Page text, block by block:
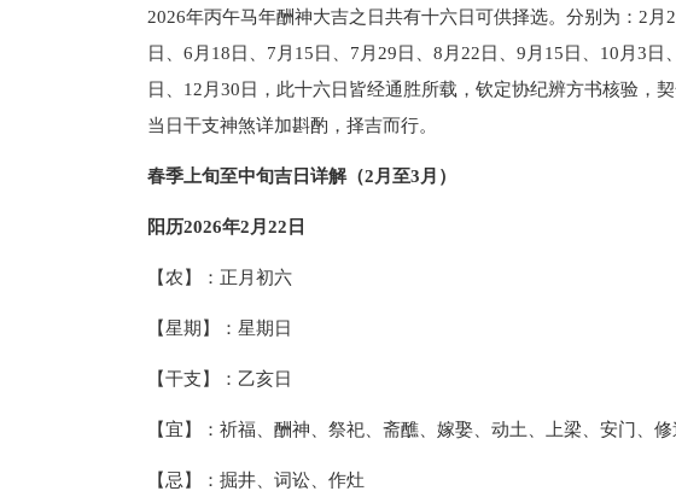
2026年丙午马年酬神大吉之日共有十六日可供择选。分别为：2月
日、6月18日、7月15日、7月29日、8月22日、9月15日、10月3
日、12月30日，此十六日皆经通胜所载，钦定协纪辨方书核验，
当日干支神煞详加斟酌，择吉而行。
春季上旬至中旬吉日详解（2月至3月）
阳历2026年2月22日
【农】：正月初六
【星期】：星期日
【干支】：乙亥日
【宜】：祈福、酬神、祭祀、斋醮、嫁娶、动土、上梁、安门、
【忌】：掘井、词讼、作灶